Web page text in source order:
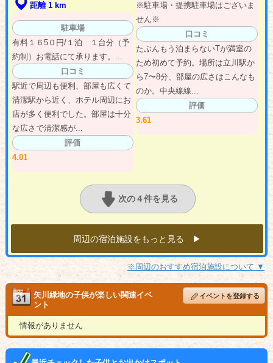
距離 1 km
駐車場
有料１６5０円/１泊 １台分（予
約制）お電話にて承ります。...
口コミ
駅近で周辺も便利、部屋も広くて
清潔駅から近く、ホテル周辺にお
店が多く便利でした。部屋は十分
な広さで清潔感が...
評価
4.01
※駐車場・提携駐車場はございま
せん※
口コミ
たぶんもう泊まらないTが満室の
ため初めて予約。場所は立川駅か
ら7〜8分、部屋の広さはこんなも
のか。中央線線...
評価
3.61
次の４件を見る
周辺の宿泊施設をもっと見る ▶︎
※周辺のおすすめ宿泊施設について ▼
矢川緑地の子供が楽しい関連イベ
ント
イベントを登録する
情報がありません